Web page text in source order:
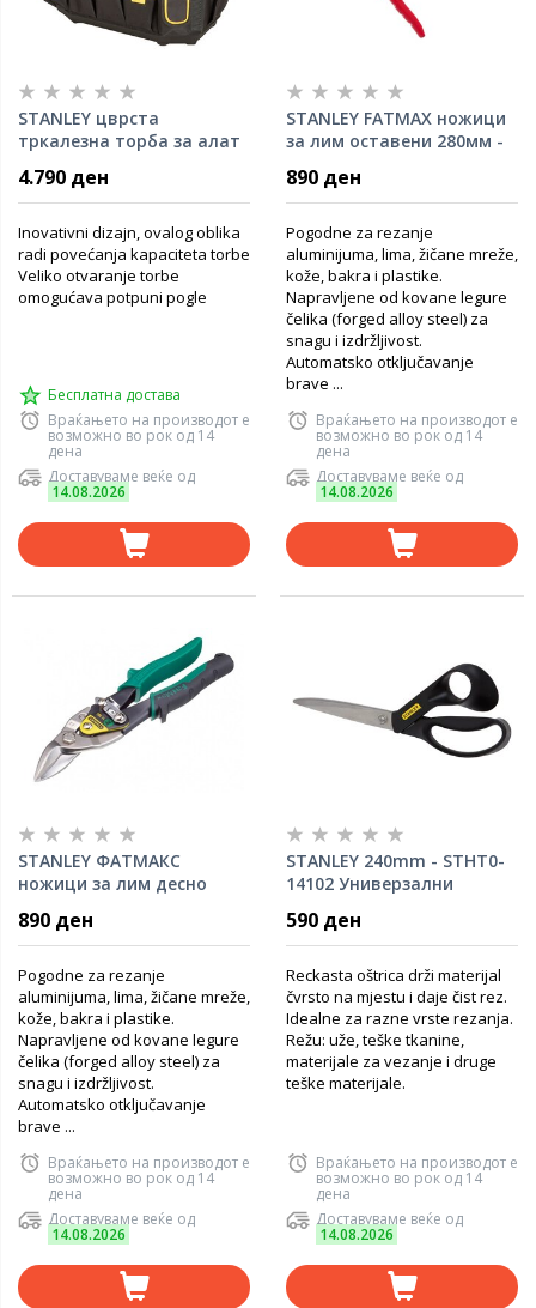
STANLEY цврста
тркалезна торба за алат
70749
4.790 ден
Inovativni dizajn, ovalog oblika
radi povećanja kapaciteta torbe
Veliko otvaranje torbe
omogućava potpuni pogle
Бесплатна достава
Враќањето на производот е
возможно во рок од 14
дена
Доставуваме веќе од
14.08.2026
STANLEY FATMAX ножици
за лим оставени 280мм -
890 ден
Pogodne za rezanje
aluminijuma, lima, žičane mreže,
kože, bakra i plastike.
Napravljene od kovane legure
čelika (forged alloy steel) za
snagu i izdržljivost.
Automatsko otključavanje
brave ...
Враќањето на производот е
возможно во рок од 14
дена
Доставуваме веќе од
14.08.2026
STANLEY ФАТМАКС
ножици за лим десно
890 ден
Pogodne za rezanje
aluminijuma, lima, žičane mreže,
kože, bakra i plastike.
Napravljene od kovane legure
čelika (forged alloy steel) za
snagu i izdržljivost.
Automatsko otključavanje
brave ...
Враќањето на производот е
возможно во рок од 14
дена
Доставуваме веќе од
14.08.2026
STANLEY 240mm - STHT0-
14102 Универзални
590 ден
Reckasta oštrica drži materijal
čvrsto na mjestu i daje čist rez.
Idealne za razne vrste rezanja.
Režu: uže, teške tkanine,
materijale za vezanje i druge
teške materijale.
Враќањето на производот е
возможно во рок од 14
дена
Доставуваме веќе од
14.08.2026